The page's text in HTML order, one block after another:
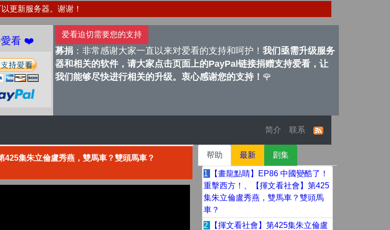
更新服务器。谢谢！
爱看迫切需要您的支持
募捐 ：非常感谢大家一直以来对爱看的支持和呵护！ 我们亟需升级服务
器和相关的软件，请大家点击页面上的PayPal链接捐赠支持爱看，让
我们能够尽快进行相关的升级。衷心感谢您的支持！ 🌹
简介 联系
集朱立倫盧秀燕，雙馬車？雙頭馬車？
帮助 最新 剧集
1
【畫龍點睛】EP86 中國變酷了！
重擊西方！、【揮文看社會】第425
集朱立倫盧秀燕，雙馬車？雙頭馬
車？
2
【揮文看社會】第425集朱立倫盧